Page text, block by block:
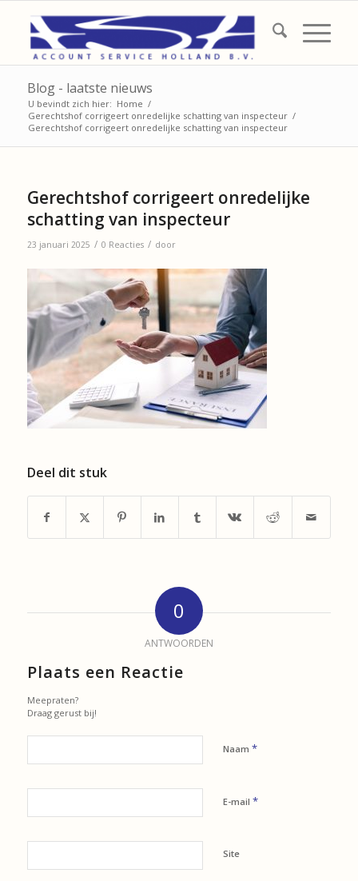
Blog - laatste nieuws
U bevindt zich hier: Home /
Gerechtshof corrigeert onredelijke schatting van inspecteur /
Gerechtshof corrigeert onredelijke schatting van inspecteur
Gerechtshof corrigeert onredelijke
schatting van inspecteur
23 januari 2025 / 0 Reacties / door
Deel dit stuk
0
ANTWOORDEN
Plaats een Reactie
Meepraten?
Draag gerust bij!
Naam *
E-mail *
Site